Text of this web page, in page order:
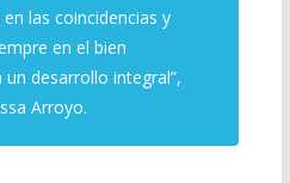
las coincidencias y
en el bien
desarrollo integral”,
Arroyo.